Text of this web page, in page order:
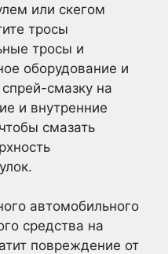
или скегом
тросы
тросы и
оборудование и
смазку на
и внутренние
смазать
автомобильного
средства на
повреждение от